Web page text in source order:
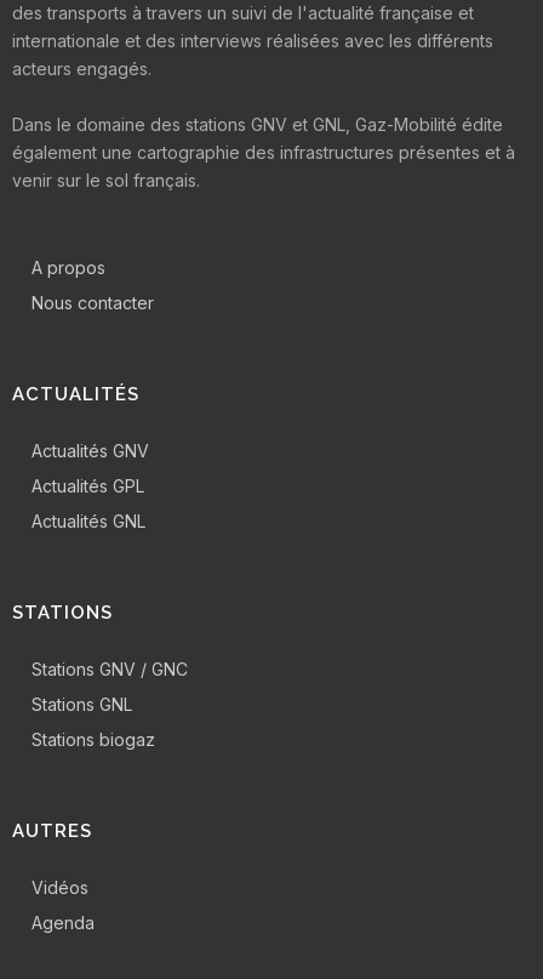
des transports à travers un suivi de l'actualité française et
internationale et des interviews réalisées avec les différents
acteurs engagés.
Dans le domaine des stations GNV et GNL, Gaz-Mobilité édite
également une cartographie des infrastructures présentes et à
venir sur le sol français.
A propos
Nous contacter
ACTUALITÉS
Actualités GNV
Actualités GPL
Actualités GNL
STATIONS
Stations GNV / GNC
Stations GNL
Stations biogaz
AUTRES
Vidéos
Agenda